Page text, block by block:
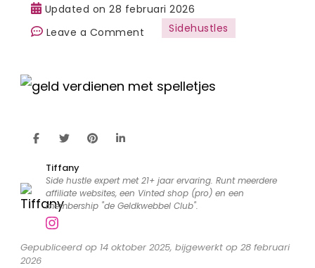
Updated on28 februari 2026
Leave a Comment
met
scam,
maar
écht
Sidehustles
Tiffany
Side hustle expert met 21+ jaar ervaring. Runt meerdere
affiliate websites, een Vinted shop (pro) en een
membership "de Geldkwebbel Club".
Gepubliceerd op 14 oktober 2025, bijgewerkt op 28 februari
2026